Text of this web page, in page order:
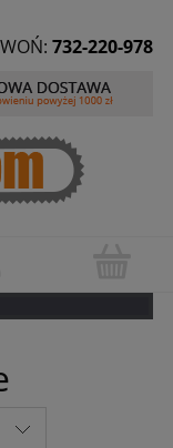
732-220-978